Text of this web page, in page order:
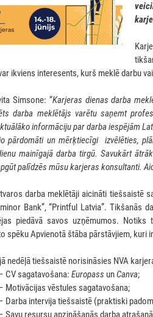
ikviens interesents, kurš meklē darbu
Simsone: “Karjeras dienas darba
darba meklētājs varētu saņemt
informāciju par darba iespējām
pārdomāti un mērķtiecīgi izvēlēties,
mainīgajā darba tirgū. Savukārt
palīdzēs mūsu karjeras konsultanti.
darba meklētāji aicināti tiešsaistē
Bank”, “Printful Latvia”.
piedāvā savos uzņēmumos.
spēku Apvienotā štāba pārstāvjiem,
nedēļā tiešsaistē norisināsies NVA
CV sagatavošana: Europass unCanva;
Motivācijas vēstules sagatavošana;
Darba intervija tiešsaistē (praktiski
Savu resursu apzināšanās darba